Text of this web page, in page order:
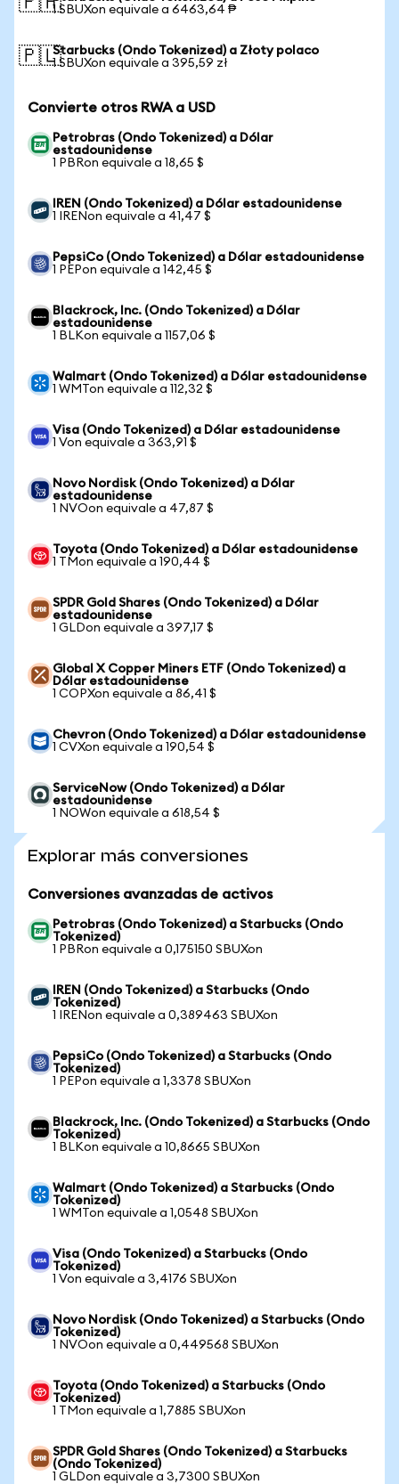
1 SBUXon equivale a 6463,64 ₱
🇵🇱Starbucks (Ondo Tokenized) a Złoty polaco
1 SBUXon equivale a 395,59 zł
Convierte otros RWA a USD
Petrobras (Ondo Tokenized) a Dólar
estadounidense
1 PBRon equivale a 18,65 $
IREN (Ondo Tokenized) a Dólar estadounidense
1 IRENon equivale a 41,47 $
PepsiCo (Ondo Tokenized) a Dólar estadounidense
1 PEPon equivale a 142,45 $
Blackrock, Inc. (Ondo Tokenized) a Dólar
estadounidense
1 BLKon equivale a 1157,06 $
Walmart (Ondo Tokenized) a Dólar estadounidense
1 WMTon equivale a 112,32 $
Visa (Ondo Tokenized) a Dólar estadounidense
1 Von equivale a 363,91 $
Novo Nordisk (Ondo Tokenized) a Dólar
estadounidense
1 NVOon equivale a 47,87 $
Toyota (Ondo Tokenized) a Dólar estadounidense
1 TMon equivale a 190,44 $
SPDR Gold Shares (Ondo Tokenized) a Dólar
estadounidense
1 GLDon equivale a 397,17 $
Global X Copper Miners ETF (Ondo Tokenized) a
Dólar estadounidense
1 COPXon equivale a 86,41 $
Chevron (Ondo Tokenized) a Dólar estadounidense
1 CVXon equivale a 190,54 $
ServiceNow (Ondo Tokenized) a Dólar
estadounidense
1 NOWon equivale a 618,54 $
Explorar más conversiones
Conversiones avanzadas de activos
Petrobras (Ondo Tokenized) a Starbucks (Ondo
Tokenized)
1 PBRon equivale a 0,175150 SBUXon
IREN (Ondo Tokenized) a Starbucks (Ondo
Tokenized)
1 IRENon equivale a 0,389463 SBUXon
PepsiCo (Ondo Tokenized) a Starbucks (Ondo
Tokenized)
1 PEPon equivale a 1,3378 SBUXon
Blackrock, Inc. (Ondo Tokenized) a Starbucks (Ondo
Tokenized)
1 BLKon equivale a 10,8665 SBUXon
Walmart (Ondo Tokenized) a Starbucks (Ondo
Tokenized)
1 WMTon equivale a 1,0548 SBUXon
Visa (Ondo Tokenized) a Starbucks (Ondo
Tokenized)
1 Von equivale a 3,4176 SBUXon
Novo Nordisk (Ondo Tokenized) a Starbucks (Ondo
Tokenized)
1 NVOon equivale a 0,449568 SBUXon
Toyota (Ondo Tokenized) a Starbucks (Ondo
Tokenized)
1 TMon equivale a 1,7885 SBUXon
SPDR Gold Shares (Ondo Tokenized) a Starbucks
(Ondo Tokenized)
1 GLDon equivale a 3,7300 SBUXon